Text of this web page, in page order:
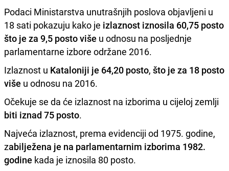
Podaci Ministarstva unutrašnjih poslova objavljeni u
18 sati pokazuju kako je izlaznost iznosila 60,75 posto
što je za 9,5 posto više u odnosu na posljednje
parlamentarne izbore održane 2016.
Izlaznost u Kataloniji je 64,20 posto, što je za 18 posto
više u odnosu na 2016.
Očekuje se da će izlaznost na izborima u cijeloj zemlji
biti iznad 75 posto.
Najveća izlaznost, prema evidenciji od 1975. godine,
zabilježena je na parlamentarnim izborima 1982.
godine kada je iznosila 80 posto.